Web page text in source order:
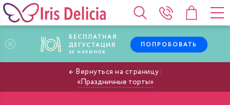
БЕСПЛАТНАЯ
ДЕГУСТАЦИЯ
30 НАЧИНОК
ПОПРОБОВАТЬ
Праздничные торты